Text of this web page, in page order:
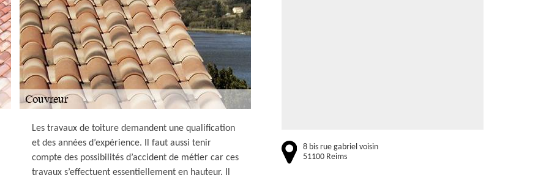
Les travaux de toiture demandent une qualification
et des années d’expérience. Il faut aussi tenir
compte des possibilités d’accident de métier car ces
travaux s’effectuent essentiellement en hauteur. Il
8 bis rue gabriel voisin
51100 Reims